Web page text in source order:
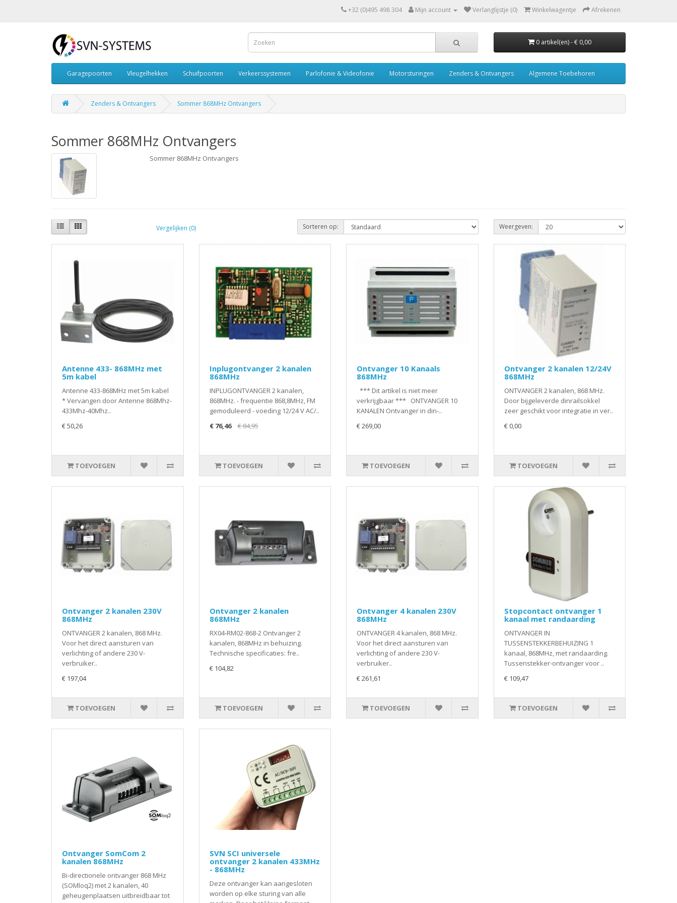
+32 (0)495 498 304 Mijn account Verlanglijstje (0) Winkelwagentje Afrekenen
0 artikel(en) - € 0,00
Garagepoorten Vleugelhekken Schuifpoorten Verkeerssystemen Parlofonie & Videofonie Motorsturingen Zenders & Ontvangers Algemene Toebehoren
Zenders & Ontvangers Sommer 868MHz Ontvangers
Sommer 868MHz Ontvangers
Sommer 868MHz Ontvangers
Vergelijken (0) Sorteren op: Weergeven:
Antenne 433- 868MHz met
5m kabel
Antenne 433-868MHz met 5m kabel
* Vervangen door Antenne 868Mhz-
433Mhz-40Mhz..
€ 50,26
TOEVOEGEN
Inplugontvanger 2 kanalen
868MHz
INPLUGONTVANGER 2 kanalen,
868MHz. - frequentie 868,8MHz, FM
gemoduleerd - voeding 12/24 V AC/..
€ 76,46
€ 84,95
TOEVOEGEN
Ontvanger 10 Kanaals
868MHz
*** Dit artikel is niet meer
verkrijgbaar *** ONTVANGER 10
KANALEN Ontvanger in din-..
€ 269,00
TOEVOEGEN
Ontvanger 2 kanalen 12/24V
868MHz
ONTVANGER 2 kanalen, 868 MHz.
Door bijgeleverde dinrailsokkel
zeer geschikt voor integratie in ver..
€ 0,00
TOEVOEGEN
Ontvanger 2 kanalen 230V
868MHz
ONTVANGER 2 kanalen, 868 MHz.
Voor het direct aansturen van
verlichting of andere 230 V-
verbruiker..
€ 197,04
TOEVOEGEN
Ontvanger 2 kanalen
868MHz
RX04-RM02-868-2 Ontvanger 2
kanalen, 868MHz in behuizing.
Technische specificaties: fre..
€ 104,82
TOEVOEGEN
Ontvanger 4 kanalen 230V
868MHz
ONTVANGER 4 kanalen, 868 MHz.
Voor het direct aansturen van
verlichting of andere 230 V-
verbruiker..
€ 261,61
TOEVOEGEN
Stopcontact ontvanger 1
kanaal met randaarding
ONTVANGER IN
TUSSENSTEKKERBEHUIZING 1
kanaal, 868MHz, met randaarding.
Tussenstekker-ontvanger voor ..
€ 109,47
TOEVOEGEN
Ontvanger SomCom 2
kanalen 868MHz
Bi-directionele ontvanger 868 MHz
(SOMloq2) met 2 kanalen, 40
geheugenplaatsen uitbreidbaar tot
SVN SCI universele
ontvanger 2 kanalen 433MHz
- 868MHz
Deze ontvanger kan aangesloten
worden op elke sturing van alle